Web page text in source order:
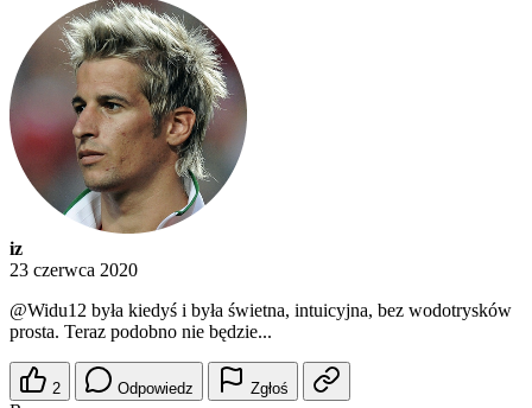
iz
23 czerwca 2020
@Widu12 była kiedyś i była świetna, intuicyjna, bez wodotrysków
prosta. Teraz podobno nie będzie...
2 Odpowiedz Zgłoś